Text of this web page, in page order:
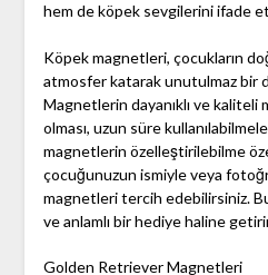
hem de köpek sevgilerini ifade
Köpek magnetleri, çocukların
atmosfer katarak unutulmaz bir
Magnetlerin dayanıklı ve
olması, uzun süre
magnetlerin özelleştirilebilme
çocuğunuzun ismiyle veya
magnetleri tercih edebilirsiniz.
ve anlamlı bir hediye haline
Golden Retriever Magnetleri